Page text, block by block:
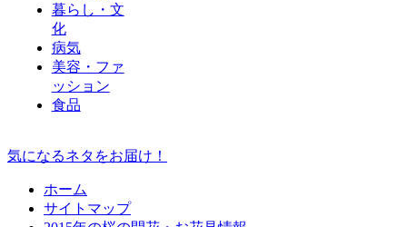
暮らし・文
化
病気
美容・ファ
ッション
食品
気になるネタをお届け！
ホーム
サイトマップ